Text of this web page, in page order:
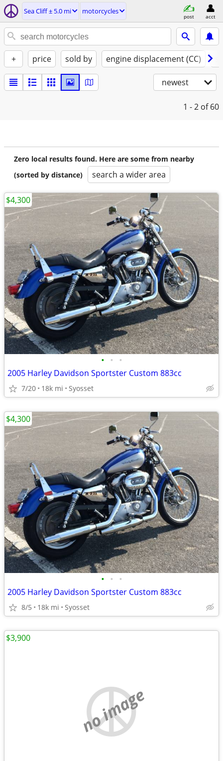
Sea Cliff ± 5.0 mi motorcycles
post acct
+ price sold by engine displacement (CC)
newest
1 - 2 of 60
Zero local results found. Here are some from nearby
(sorted by distance)
search a wider area
• • •
2005 Harley Davidson Sportster Custom 883cc
7/20 18k mi Syosset
$4,300
• • •
2005 Harley Davidson Sportster Custom 883cc
8/5 18k mi Syosset
$4,300
no image
$3,900